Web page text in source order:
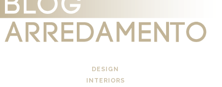
DESIGN
INTERIORS